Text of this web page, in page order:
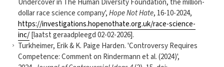
Undercover in The Human Diversity Foundation, the million-
dollar race science company',Hope Not Hate, 16-10-2024,
https://investigations.hopenothate.org.uk/race-science-
inc/[laatst geraadpleegd 02-02-2026].
Turkheimer, Erik & K. Paige Harden. 'Controversy Requires
Competence: Comment on Rindermann et al. (2024)',